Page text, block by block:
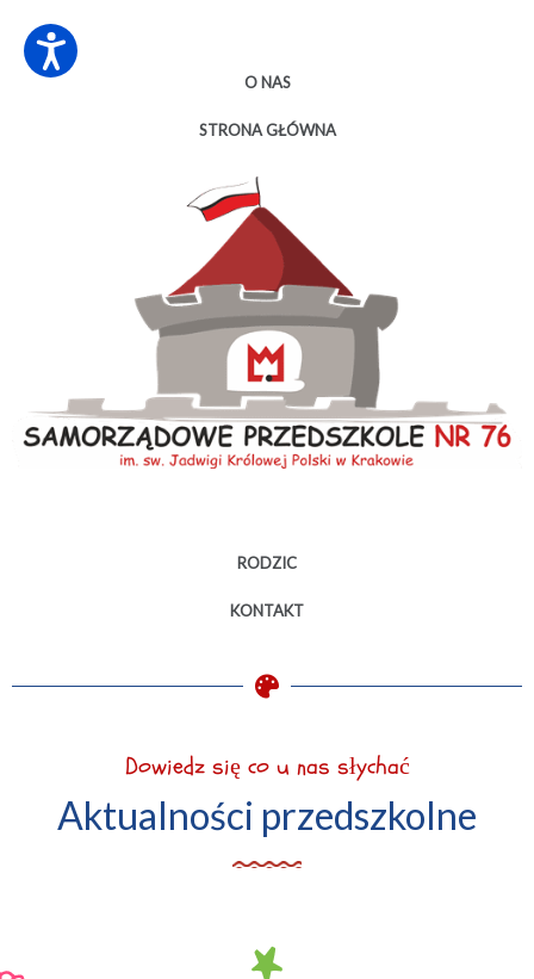
O NAS
STRONA GŁÓWNA
RODZIC
KONTAKT
Dowiedz się co u nas słychać
Aktualności przedszkolne